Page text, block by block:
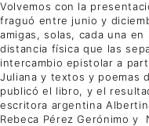
Volvemos con la
fraguó entre junio y
amigas, solas, cada una
distancia física que las
intercambio epistolar a
Juliana y textos y poemas
publicó el libro, y el
escritora argentina
Rebeca Pérez Gerónimo y